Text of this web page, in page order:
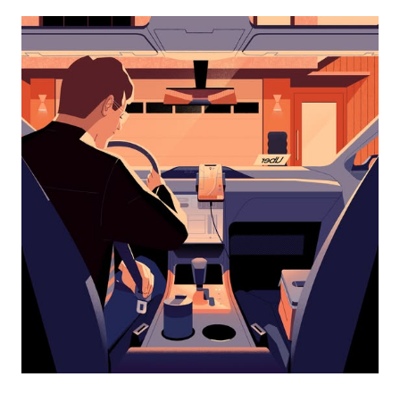
календарю
выбрать
дату.
Чтобы
закрыть
календарь,
нажмите
Esc.